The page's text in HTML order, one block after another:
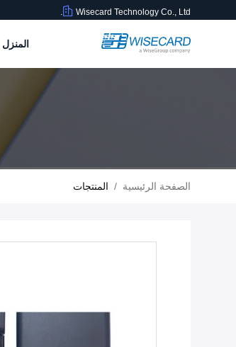
Wisecard Technology Co., Ltd.
المنزل
الصفحة الرئيسية / المنتجات